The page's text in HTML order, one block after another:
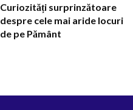
Curiozități surprinzătoare
despre cele mai aride locuri
de pe Pământ